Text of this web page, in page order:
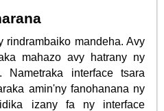
rindrambaiko mandeha. Avy
mahazo avy hatrany ny
interface tsara
amin'ny fanohanana ny
izany fa ny interface